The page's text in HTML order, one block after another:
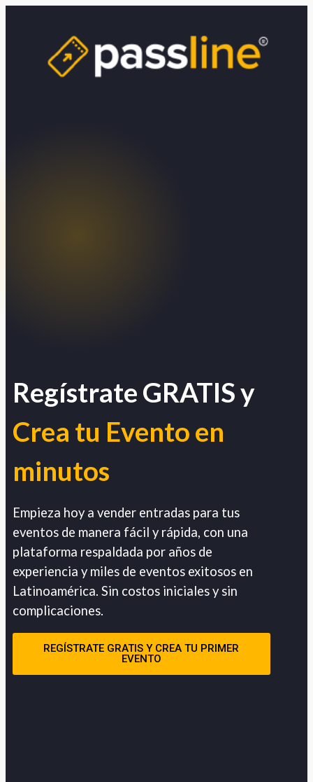
Regístrate GRATIS y
Crea tu Evento en
minutos
Empieza hoy a vender entradas para tus
eventos de manera fácil y rápida, con una
plataforma respaldada por años de
experiencia y miles de eventos exitosos en
Latinoamérica. Sin costos iniciales y sin
complicaciones.
REGÍSTRATE GRATIS Y CREA TU PRIMER
EVENTO